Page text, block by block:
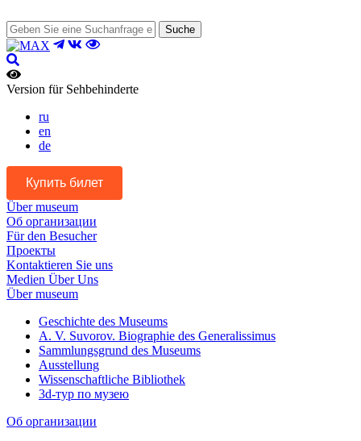
Suche
Version für Sehbehinderte
ru
en
de
Купить билет
Über museum
Об организации
Für den Besucher
Проекты
Kontaktieren Sie uns
Medien Über Uns
Über museum
Geschichte des Museums
A. V. Suvorov. Biographie des Generalissimus
Sammlungsgrund des Museums
Ausstellung
Wissenschaftliche Bibliothek
3d-тур по музею
Об организации